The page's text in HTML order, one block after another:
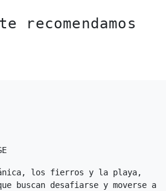
recomendamos
los fierros y la playa,
buscan desafiarse y moverse a